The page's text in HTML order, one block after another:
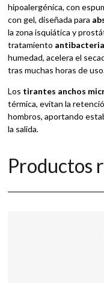
hipoalergénica, con
con gel, diseñada para
la zona isquiática y
tratamiento
humedad, acelera el
tras muchas horas de
Los tirantes anchos
térmica, evitan la
hombros, aportando
la salida.
Productos